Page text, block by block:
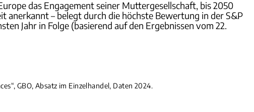
das Engagement seiner Muttergesellschaft, bis 2050
– belegt durch die höchste Bewertung in der S&P
Jahr in Folge (basierend auf den Ergebnissen vom 22.
GBO, Absatz im Einzelhandel, Daten 2024.